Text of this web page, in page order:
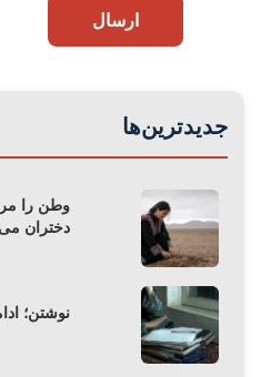
ارسال
جدیدترین‌ها
وطن را
دختران
نوشتن؛